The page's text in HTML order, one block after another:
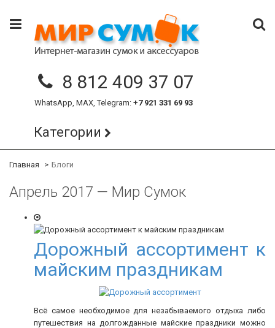
8 812 409 37 07
WhatsApp, MAX, Telegram:+7 921 331 69 93
Категории
Главная Блоги
Апрель 2017 — Мир Сумок
Дорожный ассортимент к
майским праздникам
Всё самое необходимое для незабываемого отдыха либо
путешествия на долгожданные майские праздники можно